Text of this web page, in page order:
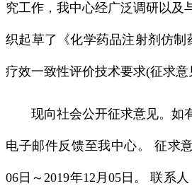
究工作，我中心经广泛调研以及
织起草了《化学药品注射剂仿制
疗效一致性评价技术要求(征求意
现向社会公开征求意见。如
电子邮件反馈至我中心。 征求
06日～2019年12月05日。 联系